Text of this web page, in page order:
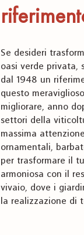
Se desideri
oasi verde privata,
dal 1948 un
questo
migliorare, anno
settori della
massima
ornamentali,
per trasformare il
armoniosa con il
vivaio, dove i
la realizzazione di